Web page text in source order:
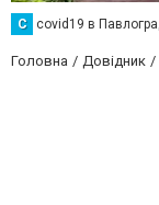
C covid19 в
Головна Довідник